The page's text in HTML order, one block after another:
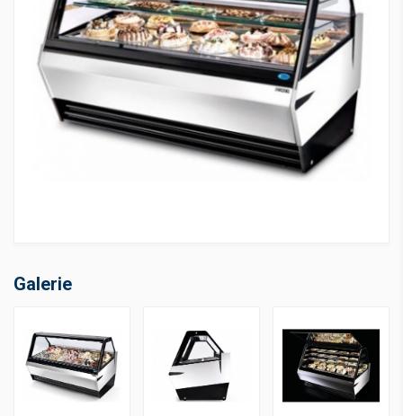
Galerie